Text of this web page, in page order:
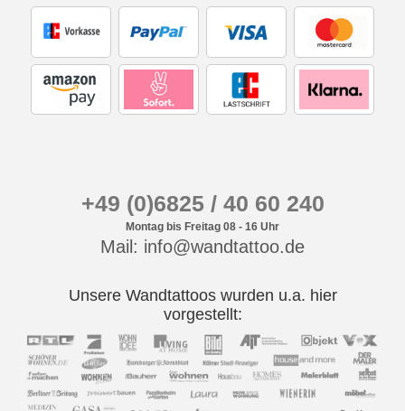
+49 (0)6825 / 40 60 240
Montag bis Freitag 08 - 16 Uhr
Mail: info@wandtattoo.de
Unsere Wandtattoos wurden u.a. hier
vorgestellt: